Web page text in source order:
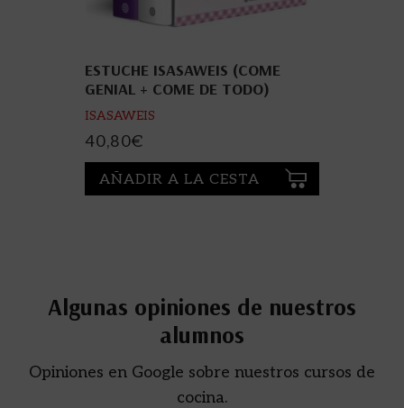
ESTUCHE ISASAWEIS (COME
GENIAL + COME DE TODO)
ISASAWEIS
40,80€
AÑADIR A LA CESTA
Algunas opiniones de nuestros
alumnos
Opiniones en Google sobre nuestros cursos de
cocina.